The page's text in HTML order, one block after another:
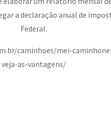
a declaração anual de
Federal.
caminhoes/mei-
veja-as-vantagens/